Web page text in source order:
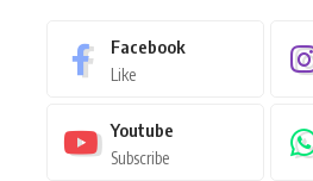
Facebook
Like
Youtube
Subscribe